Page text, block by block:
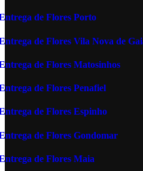
de Flores Porto
de Flores Vila Nova de
de Flores Matosinhos
de Flores Penafiel
de Flores Espinho
de Flores Gondomar
de Flores Maia